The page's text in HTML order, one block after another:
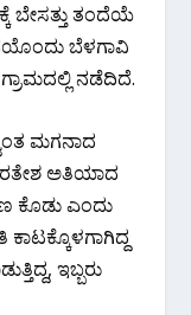
ಬೇಸತ್ತು ತಂದೆಯೆ
ಬೆಳಗಾವಿ
ನಡೆದಿದೆ.
ಮಗನಾದ
ಅತಿಯಾದ
ಕೊಡು ಎಂದು
ಕಾಟಕ್ಕೊಳಗಾಗಿದ್ದ
ಇಬ್ಬರು